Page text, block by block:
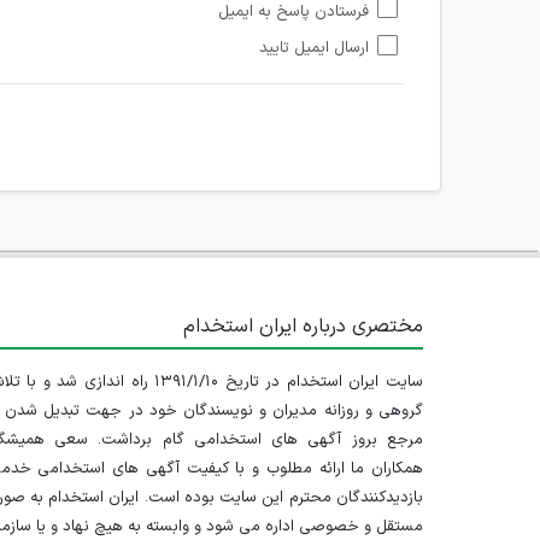
هرگونه تحریک، تحقیر و کنایه به سایر افراد (مسئول و
امکان هماهنگی برای هرگونه ملاقات حضوری چه به
فرستادن پاسخ به ایمیل
ارسال ایمیل تایید
مختصری درباره ایران استخدام
سایت ایران استخدام در تاریخ ۱۳۹۱/۱/۱۰ راه اندازی شد و
گروهی و روزانه مدیران و نویسندگان خود در جهت تبدیل شدن
مرجع بروز آگهی های استخدامی گام برداشت. سعی
همکاران ما ارائه مطلوب و با کیفیت آگهی های استخدامی
بازدیدکنندگان محترم این سایت بوده است. ایران استخدام به
مستقل و خصوصی اداره می شود و وابسته به هیچ نهاد و یا